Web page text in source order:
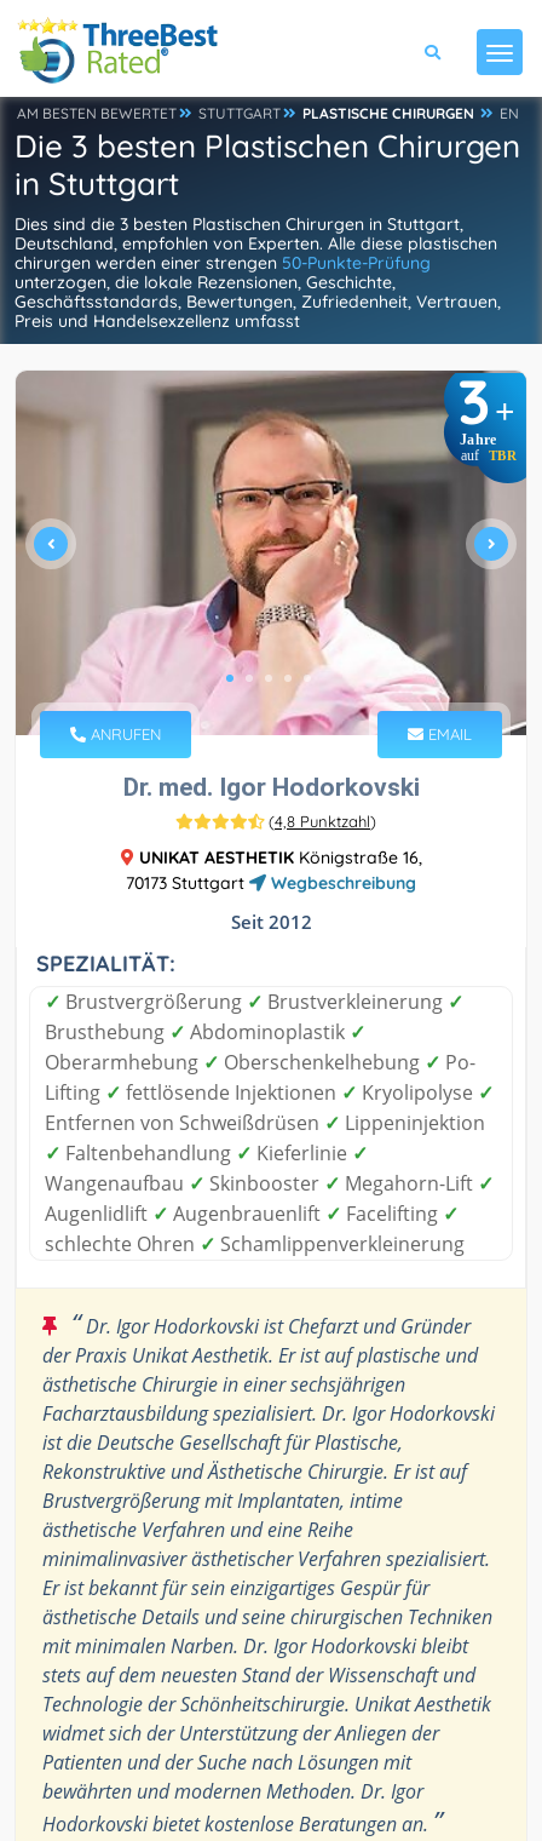
AM BESTEN BEWERTET STUTTGART PLASTISCHE CHIRURGEN EN
Die 3 besten Plastischen Chirurgen
in Stuttgart
Dies sind die 3 besten Plastischen Chirurgen in Stuttgart,
Deutschland, empfohlen von Experten. Alle diese plastischen
chirurgen werden einer strengen 50-Punkte-Prüfung
unterzogen, die lokale Rezensionen, Geschichte,
Geschäftsstandards, Bewertungen, Zufriedenheit, Vertrauen,
Preis und Handelsexzellenz umfasst
3+
Jahre
auf TBR
ANRUFEN EMAIL
Dr. med. Igor Hodorkovski
(4,8 Punktzahl)
UNIKAT AESTHETIKKönigstraße 16,
70173 Stuttgart
Wegbeschreibung
Seit 2012
SPEZIALITÄT:
✓ Brustvergrößerung ✓ Brustverkleinerung ✓
Brusthebung ✓ Abdominoplastik ✓
Oberarmhebung ✓ Oberschenkelhebung ✓ Po-
Lifting ✓ fettlösende Injektionen ✓ Kryolipolyse ✓
Entfernen von Schweißdrüsen ✓ Lippeninjektion
✓ Faltenbehandlung ✓ Kieferlinie ✓
Wangenaufbau ✓ Skinbooster ✓ Megahorn-Lift ✓
Augenlidlift ✓ Augenbrauenlift ✓ Facelifting ✓
schlechte Ohren ✓ Schamlippenverkleinerung
“Dr. Igor Hodorkovski ist Chefarzt und Gründer
der Praxis Unikat Aesthetik. Er ist auf plastische und
ästhetische Chirurgie in einer sechsjährigen
Facharztausbildung spezialisiert. Dr. Igor Hodorkovski
ist die Deutsche Gesellschaft für Plastische,
Rekonstruktive und Ästhetische Chirurgie. Er ist auf
Brustvergrößerung mit Implantaten, intime
ästhetische Verfahren und eine Reihe
minimalinvasiver ästhetischer Verfahren spezialisiert.
Er ist bekannt für sein einzigartiges Gespür für
ästhetische Details und seine chirurgischen Techniken
mit minimalen Narben. Dr. Igor Hodorkovski bleibt
stets auf dem neuesten Stand der Wissenschaft und
Technologie der Schönheitschirurgie. Unikat Aesthetik
widmet sich der Unterstützung der Anliegen der
Patienten und der Suche nach Lösungen mit
bewährten und modernen Methoden. Dr. Igor
Hodorkovski bietet kostenlose Beratungen an. ”